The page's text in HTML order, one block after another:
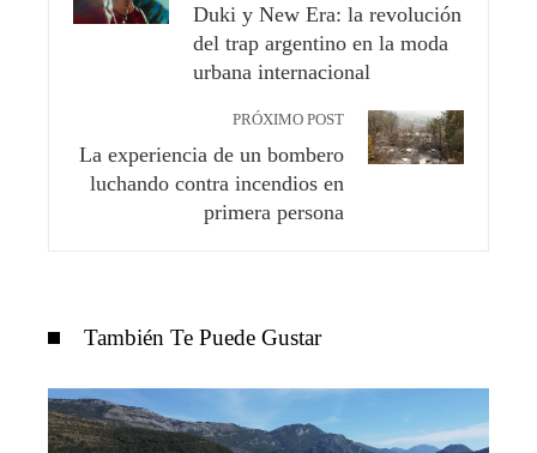
Duki y New Era: la revolución
del trap argentino en la moda
urbana internacional
PRÓXIMO POST
La experiencia de un bombero
luchando contra incendios en
primera persona
También Te Puede Gustar